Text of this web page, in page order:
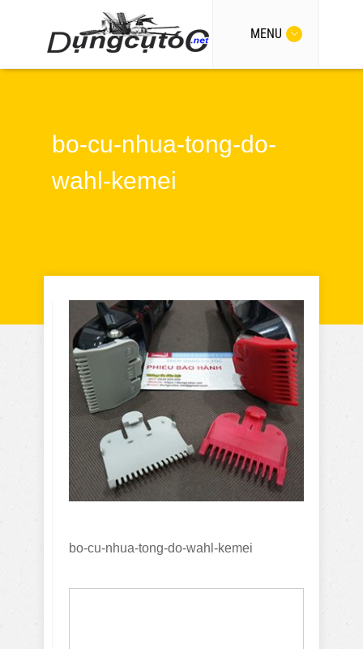
MENU
bo-cu-nhua-tong-do-
wahl-kemei
bo-cu-nhua-tong-do-wahl-kemei